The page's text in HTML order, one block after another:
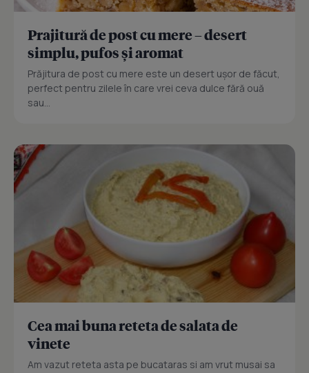
Prajitură de post cu mere – desert
simplu, pufos și aromat
Prăjitura de post cu mere este un desert ușor de făcut,
perfect pentru zilele în care vrei ceva dulce fără ouă
sau...
Cea mai buna reteta de salata de
vinete
Am vazut reteta asta pe bucataras si am vrut musai sa